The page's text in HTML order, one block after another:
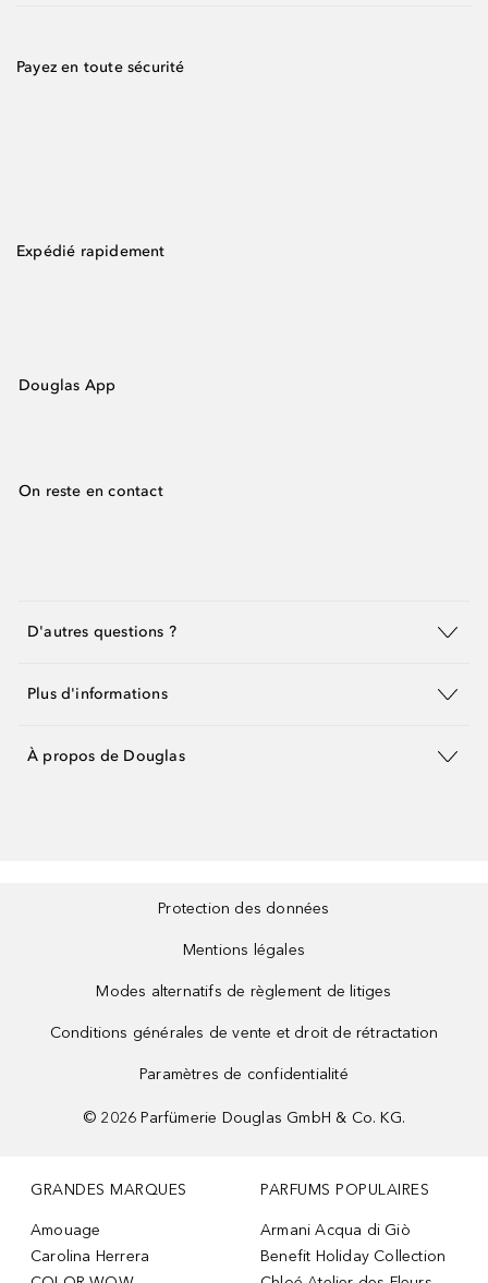
Payez en toute sécurité
Expédié rapidement
Douglas App
On reste en contact
D'autres questions ?
Plus d'informations
À propos de Douglas
Protection des données
Mentions légales
Modes alternatifs de règlement de litiges
Conditions générales de vente et droit de rétractation
Paramètres de confidentialité
© 2026 Parfümerie Douglas GmbH & Co. KG.
GRANDES MARQUES
Amouage
Carolina Herrera
PARFUMS POPULAIRES
Armani Acqua di Giò
Benefit Holiday Collection